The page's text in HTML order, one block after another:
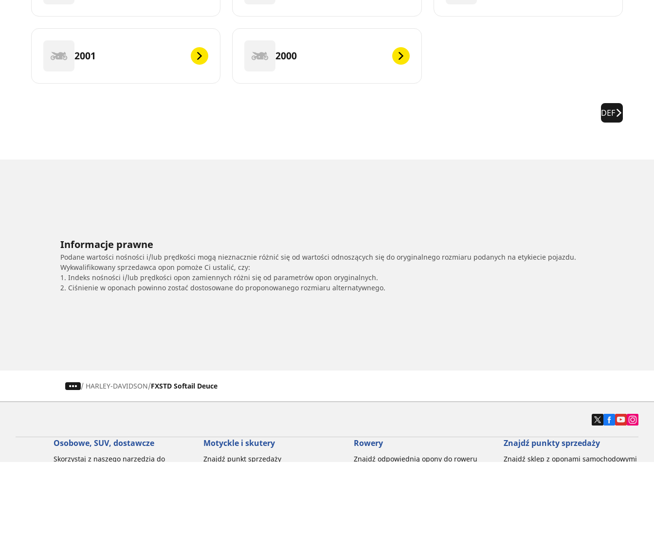
2001 2000
DEF
Informacje prawne
Podane wartości nośności i/lub prędkości mogą nieznacznie różnić się od wartości odnoszących się do oryginalnego rozmiaru podanych na etykiecie pojazdu.
Wykwalifikowany sprzedawca opon pomoże Ci ustalić, czy:
1. Indeks nośności i/lub prędkości opon zamiennych różni się od parametrów opon oryginalnych.
2. Ciśnienie w oponach powinno zostać dostosowane do proponowanego rozmiaru alternatywnego.
/ HARLEY-DAVIDSON FXSTD Softail Deuce
Osobowe, SUV, dostawcze
Skorzystaj z naszego narzędzia do
Motyckle i skutery
Znajdź punkt sprzedaży
Rowery
Znajdź odpowiednią opony do roweru
Znajdź punkty sprzedaży
Znajdź sklep z oponami samochodowymi